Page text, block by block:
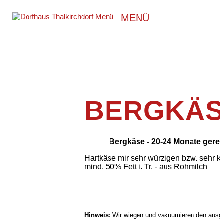
MENÜ
Bergkäse - 20-24 Monate
Hartkäse mir sehr würzigen bzw. sehr
mind. 50% Fett i. Tr. - aus Rohmilch
Hinweis: Wir wiegen und vakuumieren den